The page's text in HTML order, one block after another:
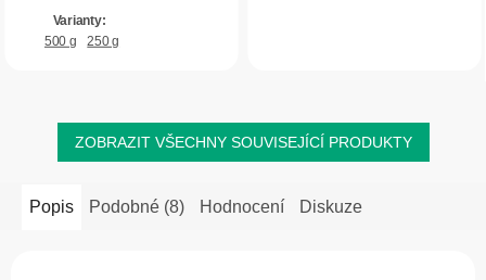
Podporuje zdravé trávení a normální
činnost...
500 g 250 g
ZOBRAZIT VŠECHNY SOUVISEJÍCÍ PRODUKTY
Popis Podobné (8) Hodnocení Diskuze